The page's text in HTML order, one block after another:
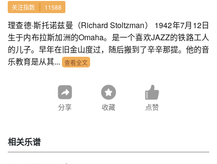
关注指数 11588
理查德·斯托诺兹曼（Richard Stoltzman） 1942年7月12日
生于内布拉斯加洲的Omaha。是一个喜欢JAZZ的铁路工人
的儿子。早年在旧金山度过，随后搬到了辛辛那提。他的音
乐教育是从其... 查看全文
分享 收藏 点赞
相关乐谱